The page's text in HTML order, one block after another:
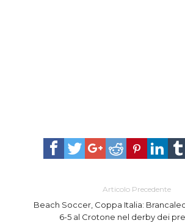
Articolo Precedente
Beach Soccer, Coppa Italia:
6-5 al Crotone nel derby dei